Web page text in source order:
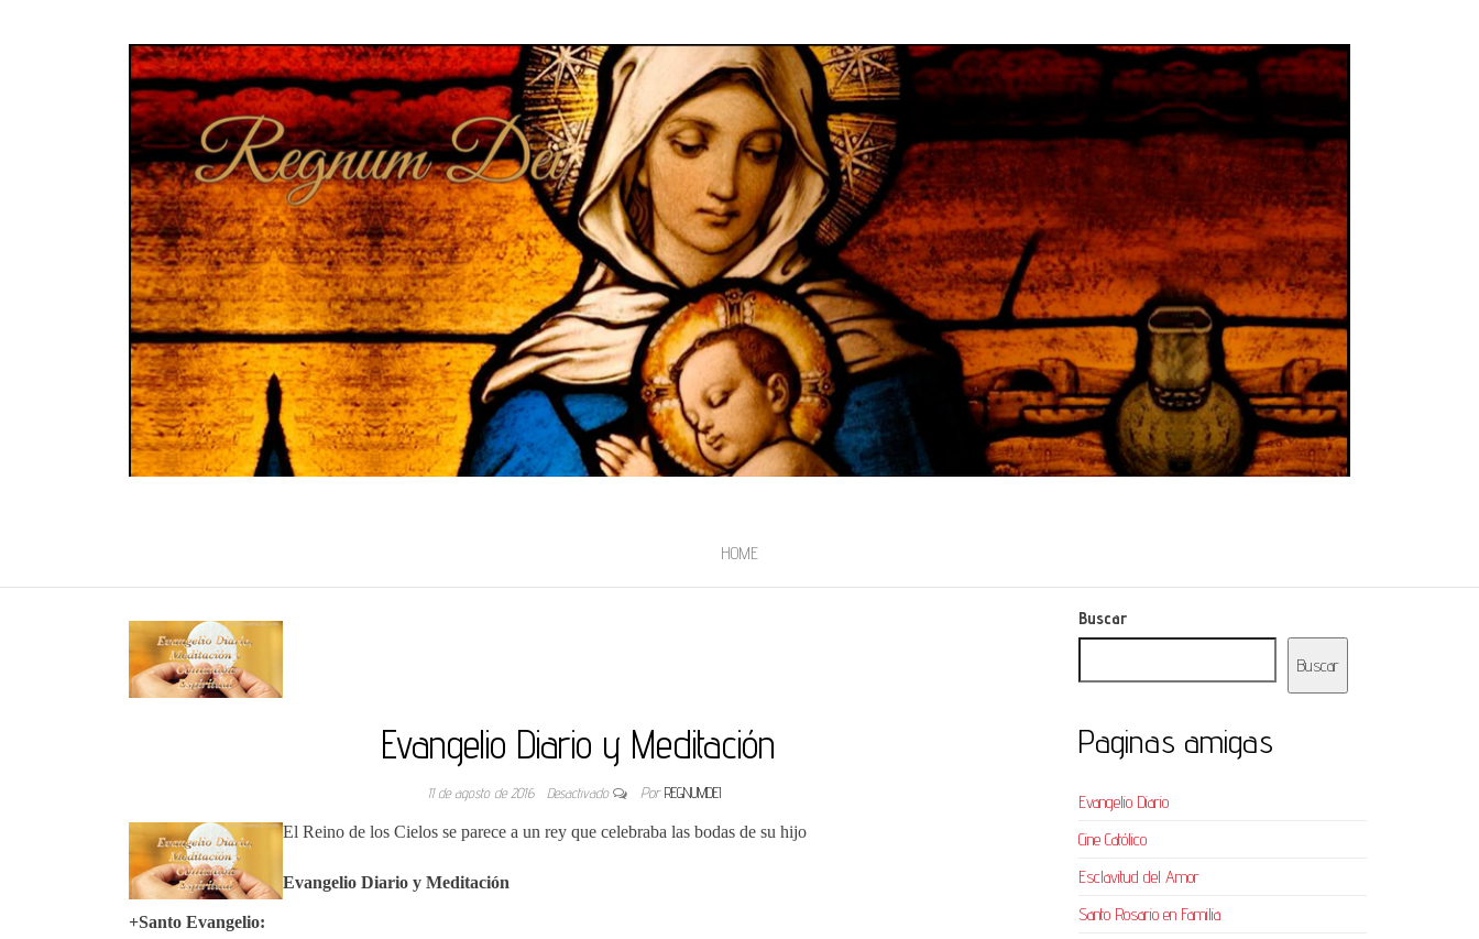
HOME
Evangelio Diario y Meditación
11 de agosto de 2016 Desactivado Por REGNUMDEI
El Reino de los Cielos se parece a un rey que celebraba las bodas de su hijo
Evangelio Diario y Meditación
+Santo Evangelio:
Buscar
Buscar
Paginas amigas
Evangelio Diario
Cine Católico
Esclavitud del Amor
Santo Rosario en Familia